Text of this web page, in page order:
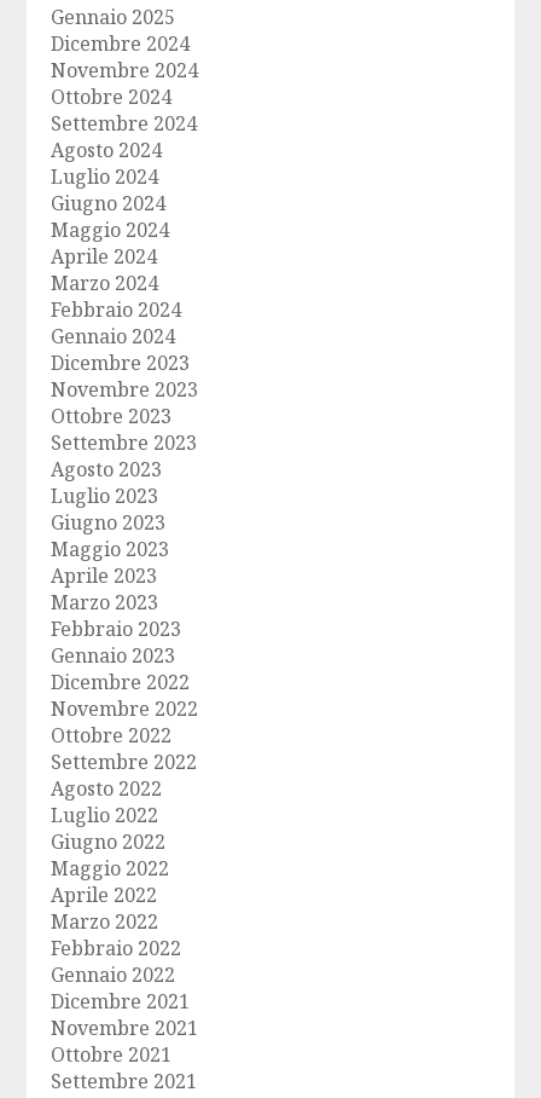
Gennaio 2025
Dicembre 2024
Novembre 2024
Ottobre 2024
Settembre 2024
Agosto 2024
Luglio 2024
Giugno 2024
Maggio 2024
Aprile 2024
Marzo 2024
Febbraio 2024
Gennaio 2024
Dicembre 2023
Novembre 2023
Ottobre 2023
Settembre 2023
Agosto 2023
Luglio 2023
Giugno 2023
Maggio 2023
Aprile 2023
Marzo 2023
Febbraio 2023
Gennaio 2023
Dicembre 2022
Novembre 2022
Ottobre 2022
Settembre 2022
Agosto 2022
Luglio 2022
Giugno 2022
Maggio 2022
Aprile 2022
Marzo 2022
Febbraio 2022
Gennaio 2022
Dicembre 2021
Novembre 2021
Ottobre 2021
Settembre 2021